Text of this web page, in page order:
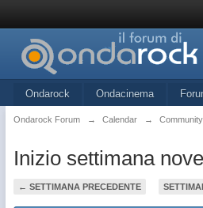
Ondarock Ondacinema
Ondarock Forum → Calendar →
Inizio settimana
← SETTIMANA PRECEDENTE